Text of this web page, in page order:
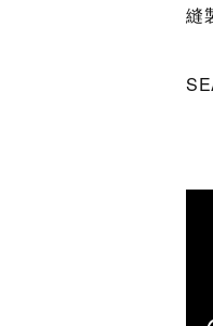
縫